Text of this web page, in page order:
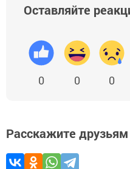
Оставляйте
0 0 0
Расскажите друзьям